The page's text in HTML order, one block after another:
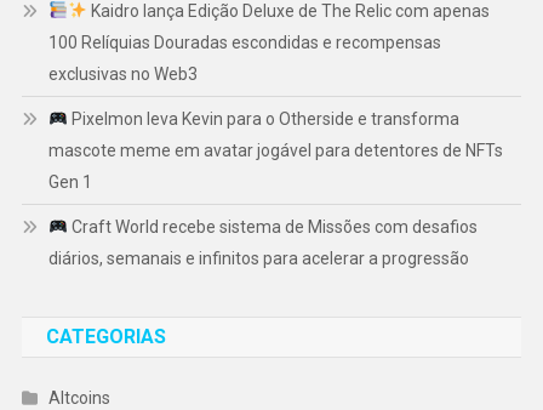
Kaidro lança Edição Deluxe de The Relic com apenas
100 Relíquias Douradas escondidas e recompensas
exclusivas no Web3
Pixelmon leva Kevin para o Otherside e transforma
mascote meme em avatar jogável para detentores de NFTs
Gen 1
Craft World recebe sistema de Missões com desafios
diários, semanais e infinitos para acelerar a progressão
CATEGORIAS
Altcoins